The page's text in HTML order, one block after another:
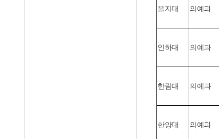
을지대 의예과
인하대 의예과
한림대 의예과
한양대 의예과